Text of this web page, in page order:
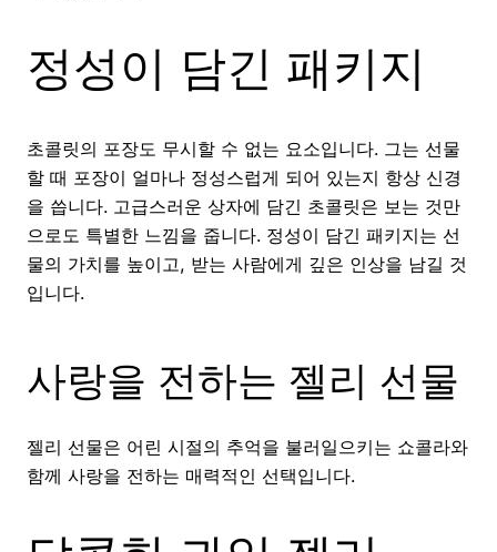
정성이 담긴 패키지
초콜릿의 포장도 무시할 수 없는 요소입니다. 그는 선물
할 때 포장이 얼마나 정성스럽게 되어 있는지 항상 신경
을 씁니다. 고급스러운 상자에 담긴 초콜릿은 보는 것만
으로도 특별한 느낌을 줍니다. 정성이 담긴 패키지는 선
물의 가치를 높이고, 받는 사람에게 깊은 인상을 남길 것
입니다.
사랑을 전하는 젤리 선물
젤리 선물은 어린 시절의 추억을 불러일으키는 쇼콜라와
함께 사랑을 전하는 매력적인 선택입니다.